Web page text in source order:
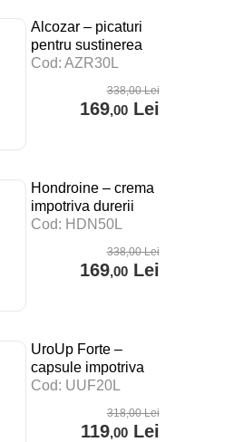
Alcozar – picaturi
pentru sustinerea
digestiei, a
impotriva stresului –
Cod: AZR30L
338,00Lei
169,00Lei
Hondroine – crema
impotriva durerii
articulare – 50 ml
Cod: HDN50L
338,00Lei
169,00Lei
UroUp Forte –
capsule impotriva
prostatitei – 20 cps
Cod: UUF20L
318,00Lei
119,00Lei